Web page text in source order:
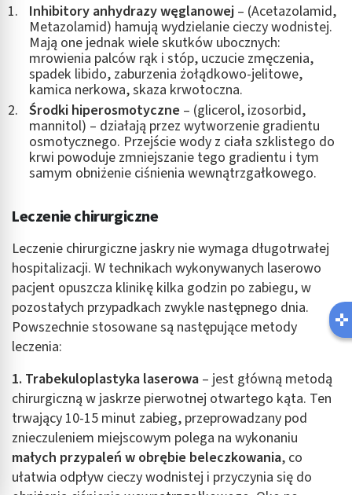
Inhibitory anhydrazy węglanowej – (Acetazolamid,
Metazolamid) hamują wydzielanie cieczy wodnistej.
Mają one jednak wiele skutków ubocznych:
mrowienia palców rąk i stóp, uczucie zmęczenia,
spadek libido, zaburzenia żołądkowo-jelitowe,
kamica nerkowa, skaza krwotoczna.
Środki hiperosmotyczne – (glicerol, izosorbid,
mannitol) – działają przez wytworzenie gradientu
osmotycznego. Przejście wody z ciała szklistego do
krwi powoduje zmniejszanie tego gradientu i tym
samym obniżenie ciśnienia wewnątrzgałkowego.
Leczenie chirurgiczne
Leczenie chirurgiczne jaskry nie wymaga długotrwałej
hospitalizacji. W technikach wykonywanych laserowo
pacjent opuszcza klinikę kilka godzin po zabiegu, w
pozostałych przypadkach zwykle następnego dnia.
Powszechnie stosowane są następujące metody
leczenia:
1. Trabekuloplastyka laserowa – jest główną metodą
chirurgiczną w jaskrze pierwotnej otwartego kąta. Ten
trwający 10-15 minut zabieg, przeprowadzany pod
znieczuleniem miejscowym polega na wykonaniu
małych przypaleń w obrębie beleczkowania, co
ułatwia odpływ cieczy wodnistej i przyczynia się do